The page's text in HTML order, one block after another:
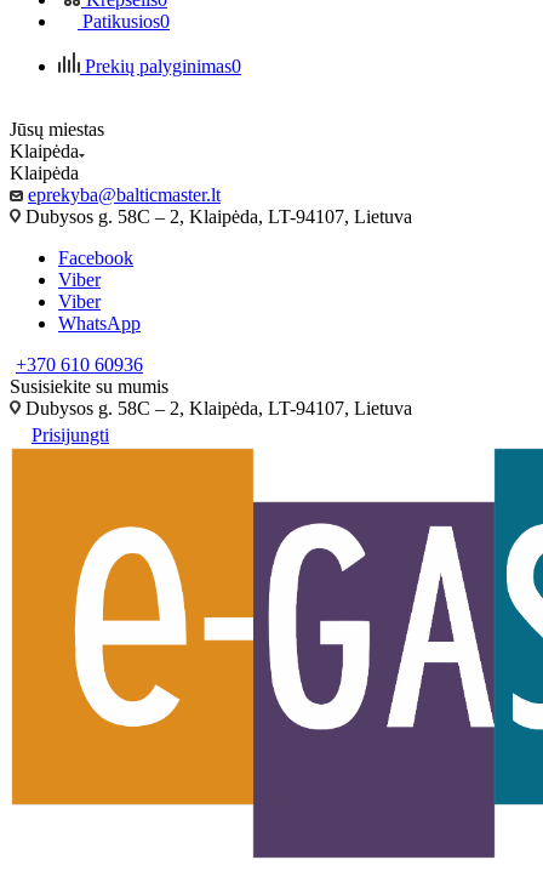
Patikusios0
Prekių palyginimas0
Jūsų miestas
Klaipėda
Klaipėda
eprekyba@balticmaster.lt
Dubysos g. 58C – 2, Klaipėda, LT-94107, Lietuva
Facebook
Viber
Viber
WhatsApp
+370 610 60936
Susisiekite su mumis
Dubysos g. 58C – 2, Klaipėda, LT-94107, Lietuva
Prisijungti